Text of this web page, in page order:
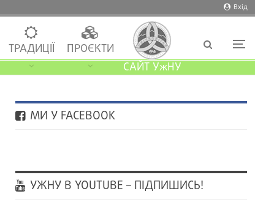
Вхід
ТРАДИЦІЇ
ПРОЄКТИ
САЙТ УжНУ
МИ У FACEBOOK
УЖНУ В YOUTUBE – ПІДПИШИСЬ!